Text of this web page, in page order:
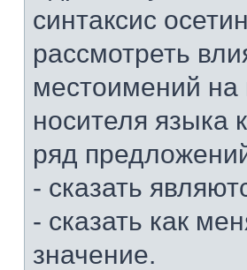
синтаксис
рассмотреть
местоимений на
носителя языка
ряд
- сказать
- сказать как
значение.